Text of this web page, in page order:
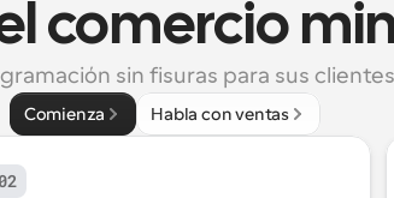
comercio
sin fisuras para sus
Comienza Habla con ventas
02